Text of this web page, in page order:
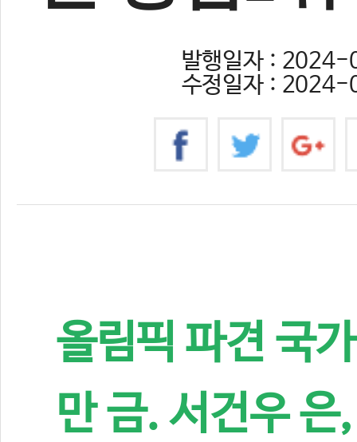
발행일자 :
수정일자 :
올림픽 파견 국
만 금. 서건우